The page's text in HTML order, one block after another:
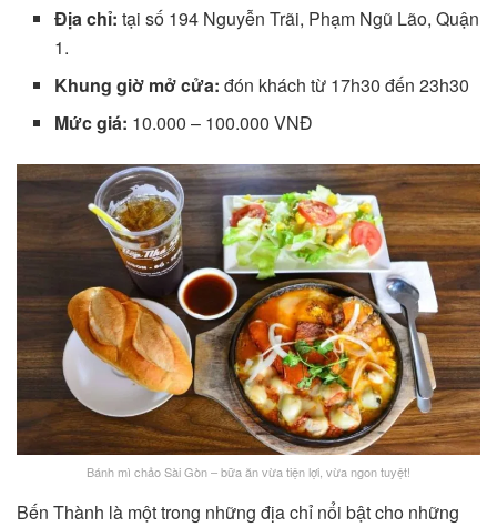
Địa chỉ:tại số 194 Nguyễn Trãi, Phạm Ngũ Lão, Quận
1.
Khung giờ mở cửa:đón khách từ 17h30 đến 23h30
Mức giá: 10.000 – 100.000 VNĐ
Bánh mì chảo Sài Gòn – bữa ăn vừa tiện lợi, vừa ngon tuyệt!
Bến Thành là một trong những địa chỉ nổi bật cho những